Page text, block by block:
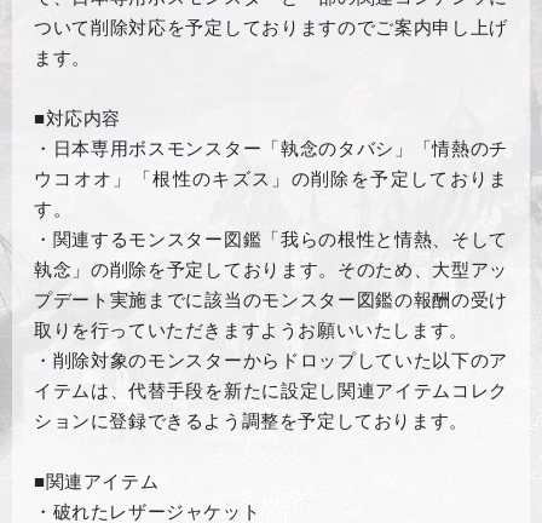
ついて削除対応を予定しておりますのでご案内申し上げ
ます。
■対応内容
・日本専用ボスモンスター「執念のタバシ」「情熱のチ
ウコオオ」「根性のキズス」の削除を予定しておりま
す。
・関連するモンスター図鑑「我らの根性と情熱、そして
執念」の削除を予定しております。そのため、大型アッ
プデート実施までに該当のモンスター図鑑の報酬の受け
取りを行っていただきますようお願いいたします。
・削除対象のモンスターからドロップしていた以下のア
イテムは、代替手段を新たに設定し関連アイテムコレク
ションに登録できるよう調整を予定しております。
■関連アイテム
・破れたレザージャケット